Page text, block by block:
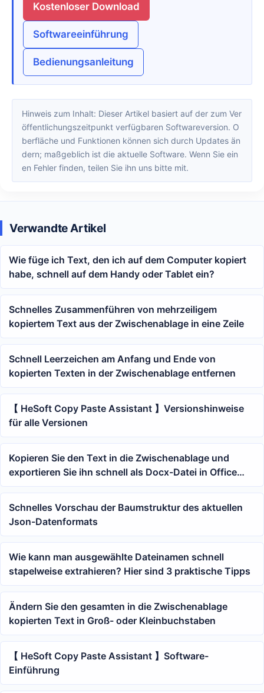
Kostenloser Download
Softwareeinführung
Bedienungsanleitung
Hinweis zum Inhalt: Dieser Artikel basiert auf der zum Ver
öffentlichungszeitpunkt verfügbaren Softwareversion. O
berfläche und Funktionen können sich durch Updates än
dern; maßgeblich ist die aktuelle Software. Wenn Sie ein
en Fehler finden, teilen Sie ihn uns bitte mit.
Verwandte Artikel
Wie füge ich Text, den ich auf dem Computer kopiert
habe, schnell auf dem Handy oder Tablet ein?
Schnelles Zusammenführen von mehrzeiligem
kopiertem Text aus der Zwischenablage in eine Zeile
Schnell Leerzeichen am Anfang und Ende von
kopierten Texten in der Zwischenablage entfernen
【 HeSoft Copy Paste Assistant 】Versionshinweise
für alle Versionen
Kopieren Sie den Text in die Zwischenablage und
exportieren Sie ihn schnell als Docx-Datei in Office
Word
Schnelles Vorschau der Baumstruktur des aktuellen
Json-Datenformats
Wie kann man ausgewählte Dateinamen schnell
stapelweise extrahieren? Hier sind 3 praktische Tipps
Ändern Sie den gesamten in die Zwischenablage
kopierten Text in Groß- oder Kleinbuchstaben
【 HeSoft Copy Paste Assistant 】Software-
Einführung